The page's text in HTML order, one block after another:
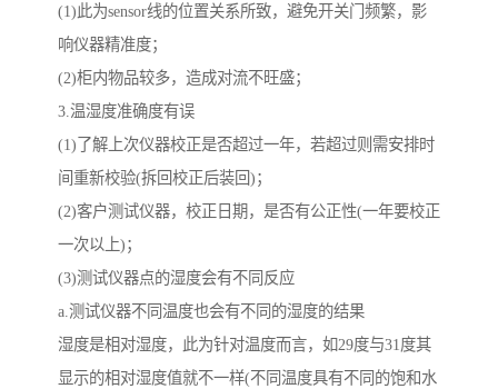
(1)此为sensor线的位置关系所致，避免开关门频繁，影
响仪器精准度；
(2)柜内物品较多，造成对流不旺盛；
3.温湿度准确度有误
(1)了解上次仪器校正是否超过一年，若超过则需安排时
间重新校验(拆回校正后装回)；
(2)客户测试仪器，校正日期，是否有公正性(一年要校正
一次以上)；
(3)测试仪器点的湿度会有不同反应
a.测试仪器不同温度也会有不同的湿度的结果
湿度是相对湿度，此为针对温度而言，如29度与31度其
显示的相对湿度值就不一样(不同温度具有不同的饱和水